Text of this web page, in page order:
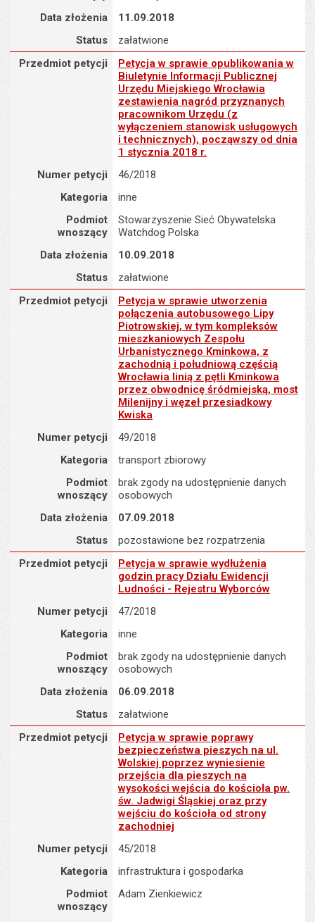
Data złożenia
11.09.2018
Status
załatwione
Przedmiot petycji : Petycja w sprawie opublikowania w
Przedmiot petycji
Petycja w sprawie opublikowania w
Biuletynie Informacji Publicznej
Urzędu Miejskiego Wrocławia
zestawienia nagród przyznanych
pracownikom Urzędu (z
wyłączeniem stanowisk usługowych
i technicznych), począwszy od dnia
1 stycznia 2018 r.
Numer petycji
46/2018
Kategoria
inne
Podmiot
wnoszący
Stowarzyszenie Sieć Obywatelska
Watchdog Polska
Data złożenia
10.09.2018
Status
załatwione
Przedmiot petycji : Petycja w sprawie utworzenia połączenia
Przedmiot petycji
Petycja w sprawie utworzenia
połączenia autobusowego Lipy
Piotrowskiej, w tym kompleksów
mieszkaniowych Zespołu
Urbanistycznego Kminkowa, z
zachodnią i południową częścią
Wrocławia linią z pętli Kminkowa
przez obwodnicę śródmiejską, most
Milenijny i węzeł przesiadkowy
Kwiska
Numer petycji
49/2018
Kategoria
transport zbiorowy
Podmiot
wnoszący
brak zgody na udostępnienie danych
osobowych
Data złożenia
07.09.2018
Status
pozostawione bez rozpatrzenia
Przedmiot petycji : Petycja w sprawie wydłużenia godzin pracy
Przedmiot petycji
Petycja w sprawie wydłużenia
godzin pracy Działu Ewidencji
Ludności - Rejestru Wyborców
Numer petycji
47/2018
Kategoria
inne
Podmiot
wnoszący
brak zgody na udostępnienie danych
osobowych
Data złożenia
06.09.2018
Status
załatwione
Przedmiot petycji : Petycja w sprawie poprawy bezpieczeństwa
Przedmiot petycji
Petycja w sprawie poprawy
bezpieczeństwa pieszych na ul.
Wolskiej poprzez wyniesienie
przejścia dla pieszych na
wysokości wejścia do kościoła pw.
św. Jadwigi Śląskiej oraz przy
wejściu do kościoła od strony
zachodniej
Numer petycji
45/2018
Kategoria
infrastruktura i gospodarka
Podmiot
wnoszący
Adam Zienkiewicz